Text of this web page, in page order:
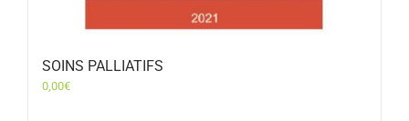
SOINS PALLIATIFS
0,00€